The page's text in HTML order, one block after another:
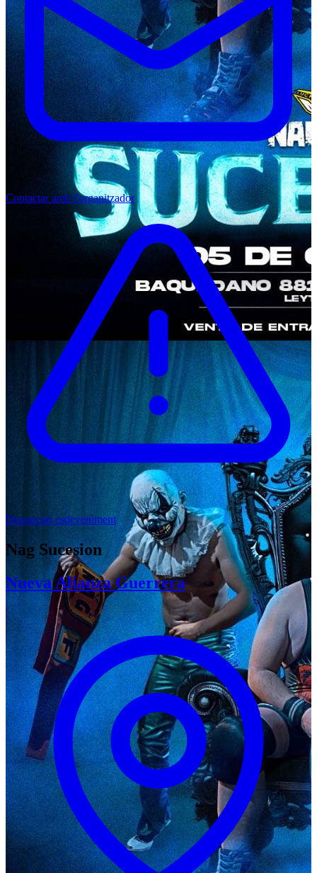
Contactar amb l'organitzador
Denunciar esdeveniment
Nag Sucesion
Nueva Alianza Guerrera